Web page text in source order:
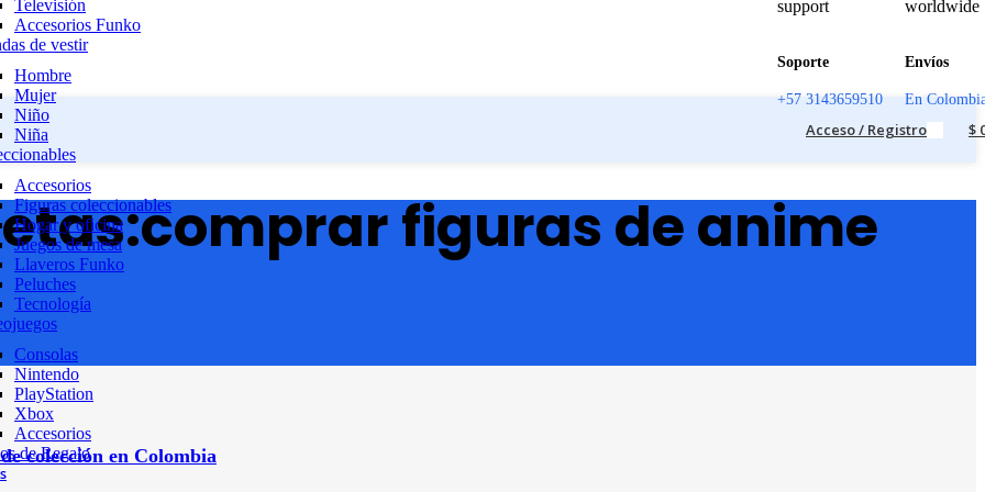
Soporte
+57 3143659510
Envíos
En
Televisión
Accesorios Funko
de vestir
Hombre
Mujer
Niño
Niña
Accesorios
Figuras coleccionables
Hogar y oficina
Juegos de mesa
Llaveros Funko
Peluches
Tecnología
Consolas
Nintendo
PlayStation
Xbox
Accesorios
de Regalo
Acceso / Registro $
figuras de anime
colección en Colombia